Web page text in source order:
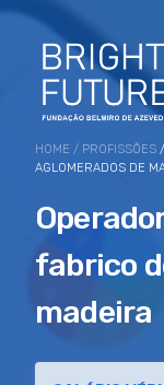
HOME / PROFISSÕES
AGLOMERADOS DE
fabrico
madeira